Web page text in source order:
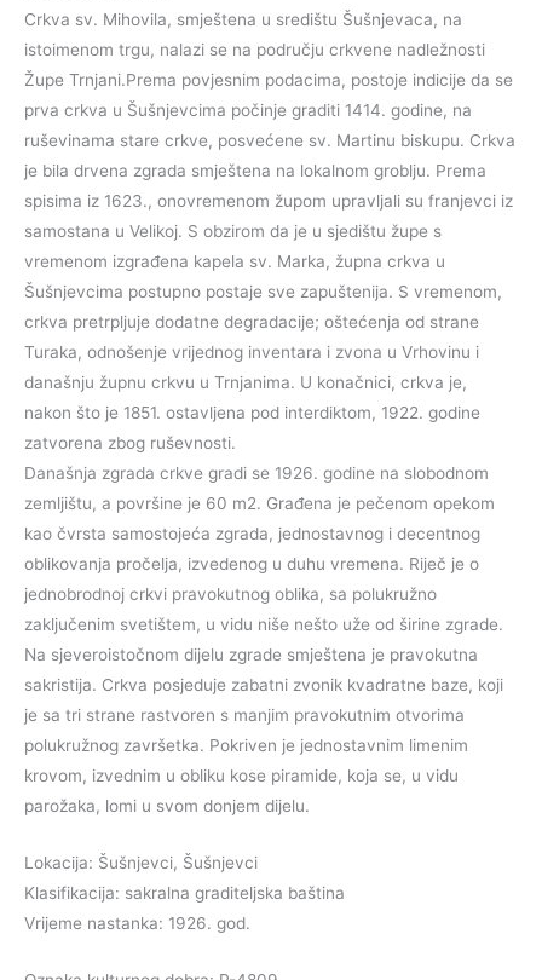
Crkva sv. Mihovila, smještena u središtu Šušnjevaca, na
istoimenom trgu, nalazi se na području crkvene nadležnosti
Župe Trnjani.Prema povjesnim podacima, postoje indicije da se
prva crkva u Šušnjevcima počinje graditi 1414. godine, na
ruševinama stare crkve, posvećene sv. Martinu biskupu. Crkva
je bila drvena zgrada smještena na lokalnom groblju. Prema
spisima iz 1623., onovremenom župom upravljali su franjevci iz
samostana u Velikoj. S obzirom da je u sjedištu župe s
vremenom izgrađena kapela sv. Marka, župna crkva u
Šušnjevcima postupno postaje sve zapuštenija. S vremenom,
crkva pretrpljuje dodatne degradacije; oštećenja od strane
Turaka, odnošenje vrijednog inventara i zvona u Vrhovinu i
današnju župnu crkvu u Trnjanima. U konačnici, crkva je,
nakon što je 1851. ostavljena pod interdiktom, 1922. godine
zatvorena zbog ruševnosti.
Današnja zgrada crkve gradi se 1926. godine na slobodnom
zemljištu, a površine je 60 m2. Građena je pečenom opekom
kao čvrsta samostojeća zgrada, jednostavnog i decentnog
oblikovanja pročelja, izvedenog u duhu vremena. Riječ je o
jednobrodnoj crkvi pravokutnog oblika, sa polukružno
zaključenim svetištem, u vidu niše nešto uže od širine zgrade.
Na sjeveroistočnom dijelu zgrade smještena je pravokutna
sakristija. Crkva posjeduje zabatni zvonik kvadratne baze, koji
je sa tri strane rastvoren s manjim pravokutnim otvorima
polukružnog završetka. Pokriven je jednostavnim limenim
krovom, izvednim u obliku kose piramide, koja se, u vidu
parožaka, lomi u svom donjem dijelu.
Lokacija: Šušnjevci, Šušnjevci
Klasifikacija: sakralna graditeljska baština
Vrijeme nastanka: 1926. god.